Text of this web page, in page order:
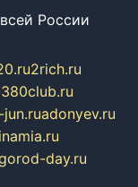
России
2rich.ru
adonyev.ru
day.ru